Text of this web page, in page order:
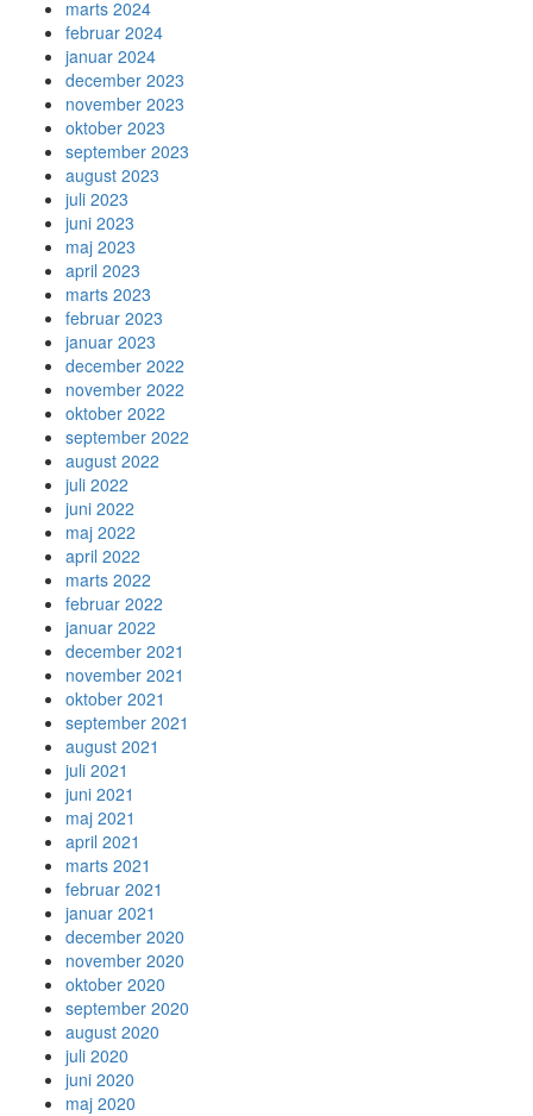
marts 2024
februar 2024
januar 2024
december 2023
november 2023
oktober 2023
september 2023
august 2023
juli 2023
juni 2023
maj 2023
april 2023
marts 2023
februar 2023
januar 2023
december 2022
november 2022
oktober 2022
september 2022
august 2022
juli 2022
juni 2022
maj 2022
april 2022
marts 2022
februar 2022
januar 2022
december 2021
november 2021
oktober 2021
september 2021
august 2021
juli 2021
juni 2021
maj 2021
april 2021
marts 2021
februar 2021
januar 2021
december 2020
november 2020
oktober 2020
september 2020
august 2020
juli 2020
juni 2020
maj 2020